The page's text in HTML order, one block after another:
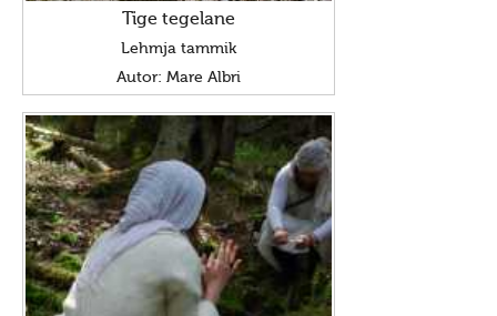
Tige tegelane
Lehmja tammik
Autor: Mare Albri